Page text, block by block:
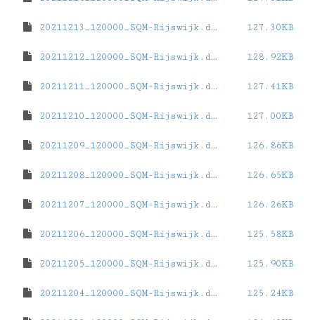
20211213_120000_SQM-Rijswijk.dat 127.30KB
20211212_120000_SQM-Rijswijk.dat 128.92KB
20211211_120000_SQM-Rijswijk.dat 127.41KB
20211210_120000_SQM-Rijswijk.dat 127.00KB
20211209_120000_SQM-Rijswijk.dat 126.86KB
20211208_120000_SQM-Rijswijk.dat 126.65KB
20211207_120000_SQM-Rijswijk.dat 126.26KB
20211206_120000_SQM-Rijswijk.dat 125.58KB
20211205_120000_SQM-Rijswijk.dat 125.90KB
20211204_120000_SQM-Rijswijk.dat 125.24KB